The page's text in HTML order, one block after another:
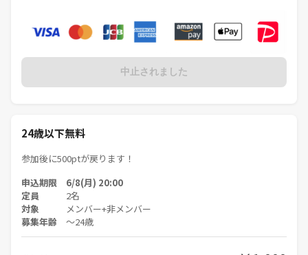
中止されました
24歳以下無料
参加後に500ptが戻ります！
申込期限 6/8(月) 20:00
定員 2名
対象
メンバー+非メンバー
募集年齢 〜24歳